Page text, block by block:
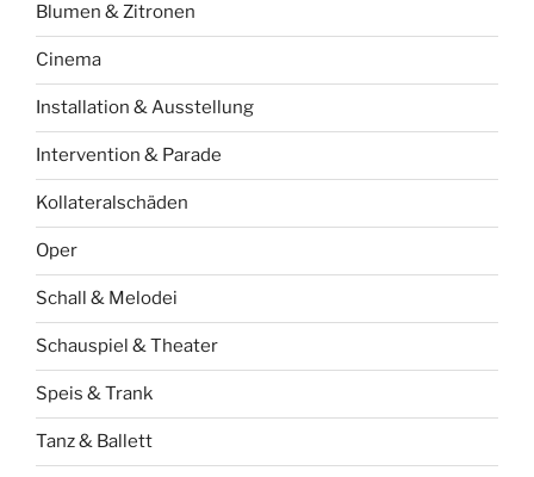
Blumen & Zitronen
Cinema
Installation & Ausstellung
Intervention & Parade
Kollateralschäden
Oper
Schall & Melodei
Schauspiel & Theater
Speis & Trank
Tanz & Ballett